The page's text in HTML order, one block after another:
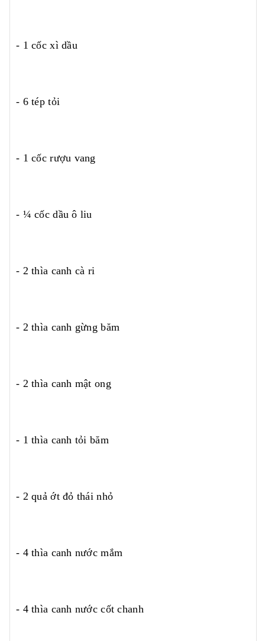
- 1 cốc xì dầu
- 6 tép tỏi
- 1 cốc rượu vang
- ¼ cốc dầu ô liu
- 2 thìa canh cà ri
- 2 thìa canh gừng băm
- 2 thìa canh mật ong
- 1 thìa canh tỏi băm
- 2 quả ớt đỏ thái nhỏ
- 4 thìa canh nước mắm
- 4 thìa canh nước cốt chanh